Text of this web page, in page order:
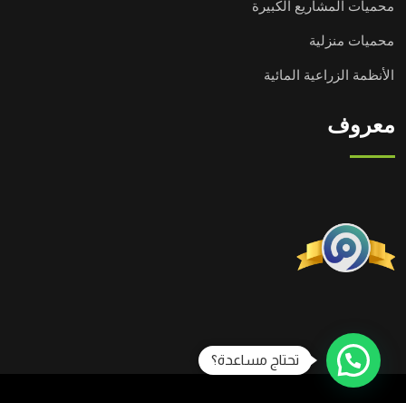
محميات المشاريع الكبيرة
محميات منزلية
الأنظمة الزراعية المائية
معروف
تحتاج مساعدة؟